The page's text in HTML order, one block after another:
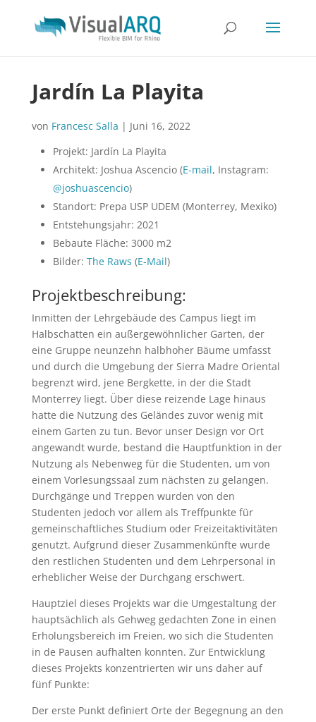
Jardín La Playita
von Francesc Salla | Juni 16, 2022
Projekt: Jardín La Playita
Architekt: Joshua Ascencio (E-mail, Instagram:
@joshuascencio)
Standort: Prepa USP UDEM (Monterrey, Mexiko)
Entstehungsjahr: 2021
Bebaute Fläche: 3000 m2
Bilder: The Raws (E-Mail)
Projektbeschreibung:
Inmitten der Lehrgebäude des Campus liegt im
Halbschatten ein außergewöhnlicher Garten, der
eine Gruppe neunzehn halbhoher Bäume umfasst
und durch die Umgebung der Sierra Madre Oriental
begrenzt wird, jene Bergkette, in der die Stadt
Monterrey liegt. Über diese reizende Lage hinaus
hatte die Nutzung des Geländes zuvor wenig mit
einem Garten zu tun. Bevor unser Design vor Ort
angewandt wurde, bestand die Hauptfunktion in der
Nutzung als Nebenweg für die Studenten, um von
einem Vorlesungssaal zum nächsten zu gelangen.
Durchgänge und Treppen wurden von den
Studenten jedoch vor allem als Treffpunkte für
gemeinschaftliches Studium oder Freizeitaktivitäten
genutzt. Aufgrund dieser Zusammenkünfte wurde
den restlichen Studenten und dem Lehrpersonal in
erheblicher Weise der Durchgang erschwert.
Hauptziel dieses Projekts war die Umgestaltung der
hauptsächlich als Gehweg gedachten Zone in einen
Erholungsbereich im Freien, wo sich die Studenten
in de Pausen aufhalten konnten. Zur Entwicklung
dieses Projekts konzentrierten wir uns daher auf
fünf Punkte:
Der erste Punkt definiert Orte der Begegnung an den